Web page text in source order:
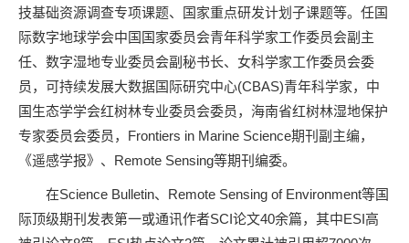
技基础资源调查专项课题、国家重点研发计划子课题等。任国
际数字地球学会中国国家委员会青年科学家工作委员会副主
任、数字湿地专业委员会副秘书长、女科学家工作委员会委
员，可持续发展大数据国际研究中心(CBAS)青年科学家，中
国生态学学会红树林专业委员会委员，海南省红树林湿地保护
专家委员会委员，Frontiers in Marine Science期刊副主编，
《遥感学报》、Remote Sensing等期刊编委。
在Science Bulletin、Remote Sensing of Environment等国
际顶级期刊发表第一或通讯作者SCI论文40余篇，其中ESI高